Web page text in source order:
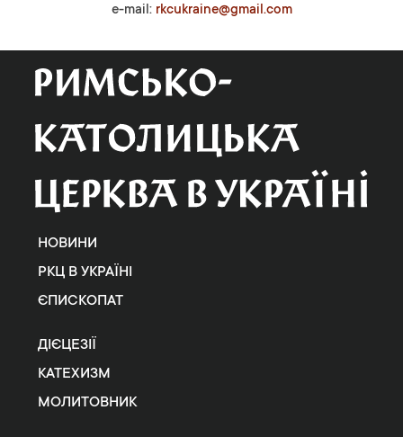
e-mail: rkcukraine@gmail.com
НОВИНИ
РКЦ В УКРАЇНІ
ЄПИСКОПАТ
ДІЄЦЕЗІЇ
КАТЕХИЗМ
МОЛИТОВНИК